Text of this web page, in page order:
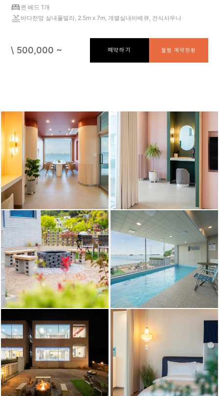
퀸 베드 1개
바다전망 실내풀빌라, 2.5m x 7m, 개별실내바베큐, 건식사우나
\ 500,000 ~ 예약하기 월별 예약현황